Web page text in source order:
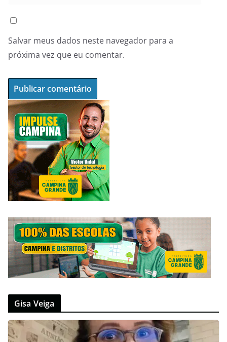
Salvar meus dados neste navegador para a
próxima vez que eu comentar.
Gisa Veiga